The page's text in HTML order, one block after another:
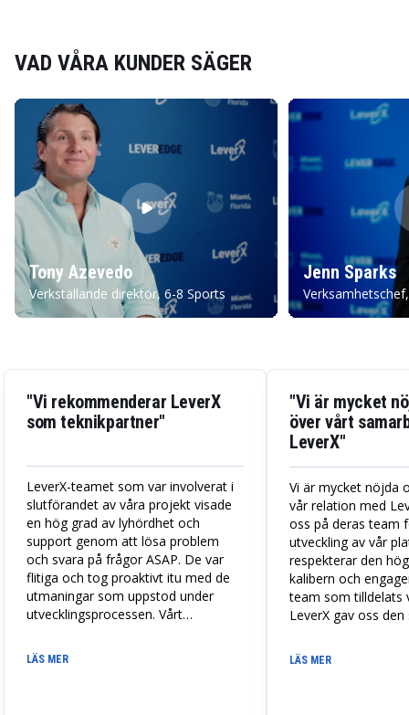
VAD VÅRA KUNDER SÄGER
Tony Azevedo
Verkställande direktör, 6-8 Sports
Jenn Sparks
"Vi rekommenderar LeverX
som teknikpartner"
LeverX-teamet som var involverat i
slutförandet av våra projekt visade
en hög grad av lyhördhet och
support genom att lösa problem
och svara på frågor ASAP. De var
flitiga och tog proaktivt itu med de
utmaningar som uppstod under
utvecklingsprocessen. Vårt
professionellt, och LeverX gav
snabbt direkta och korrekta råd när
LÄS MER
"Vi är mycket
över vårt
LeverX"
Vi är mycket nöjda
vår relation med
oss på deras team
utveckling av vår
respekterar den
kalibern och
team som tilldelats
LeverX gav oss den
tidigt skede till nu
LÄS MER